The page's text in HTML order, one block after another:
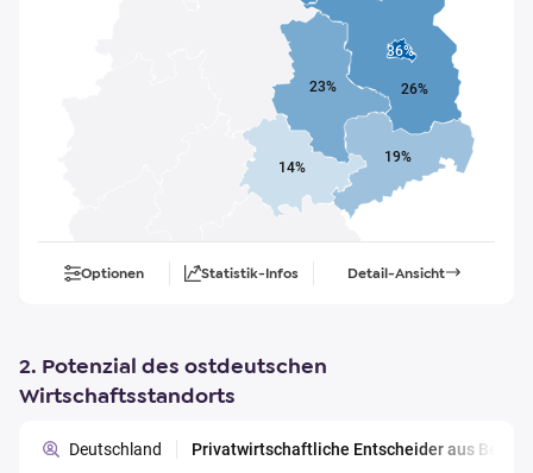
36%
26%
23%
19%
14%
Optionen Statistik-Infos Detail-Ansicht
2. Potenzial des ostdeutschen
Wirtschaftsstandorts
Deutschland Privatwirtschaftliche Entscheider aus Berlin,